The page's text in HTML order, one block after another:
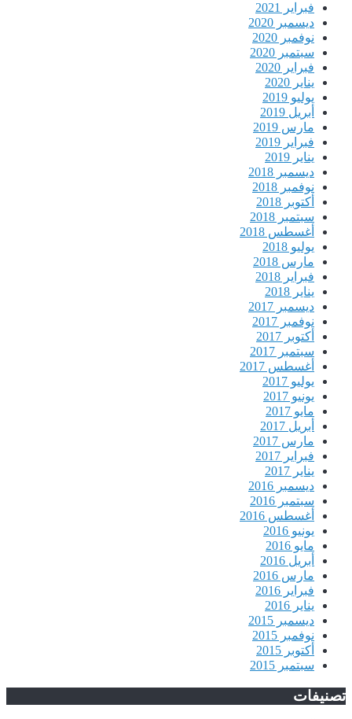
فبراير 2021
ديسمبر 2020
نوفمبر 2020
سبتمبر 2020
فبراير 2020
يناير 2020
يوليو 2019
أبريل 2019
مارس 2019
فبراير 2019
يناير 2019
ديسمبر 2018
نوفمبر 2018
أكتوبر 2018
سبتمبر 2018
أغسطس 2018
يوليو 2018
مارس 2018
فبراير 2018
يناير 2018
ديسمبر 2017
نوفمبر 2017
أكتوبر 2017
سبتمبر 2017
أغسطس 2017
يوليو 2017
يونيو 2017
مايو 2017
أبريل 2017
مارس 2017
فبراير 2017
يناير 2017
ديسمبر 2016
سبتمبر 2016
أغسطس 2016
يونيو 2016
مايو 2016
أبريل 2016
مارس 2016
فبراير 2016
يناير 2016
ديسمبر 2015
نوفمبر 2015
أكتوبر 2015
سبتمبر 2015
تصنيفات